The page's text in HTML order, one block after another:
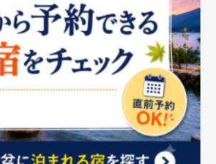
の表示 ウェブアクセシビリティの取り組み
ープライバシーポータル
Cookieポリシー
く表記情報セキュリティ基本方針
トップ